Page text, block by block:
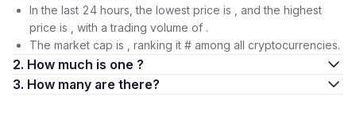
In the last 24 hours, the lowest price is , and the highest
price is , with a trading volume of .
The market cap is , ranking it # among all cryptocurrencies.
2. How much is one ?
3. How many are there?